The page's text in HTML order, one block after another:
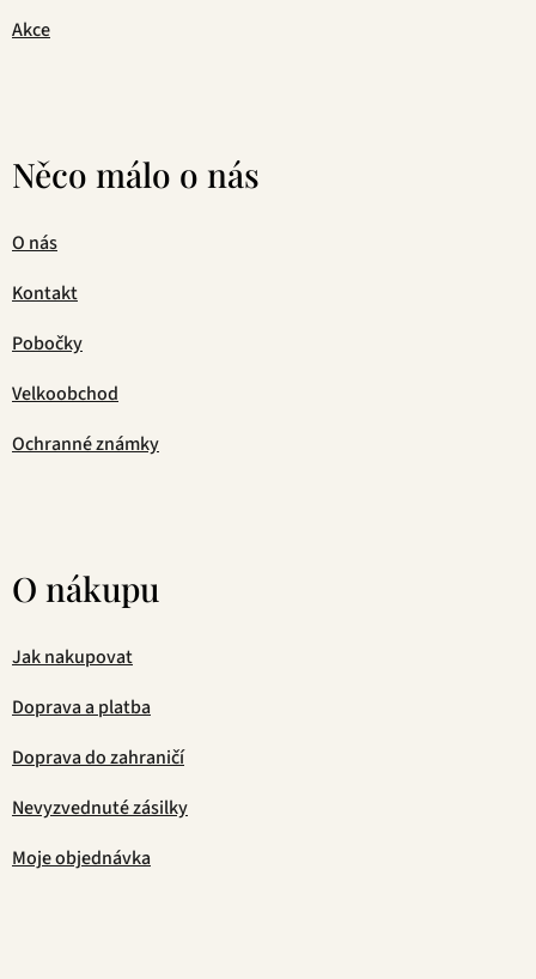
Akce
Něco málo o nás
O nás
Kontakt
Pobočky
Velkoobchod
Ochranné známky
O nákupu
Jak nakupovat
Doprava a platba
Doprava do zahraničí
Nevyzvednuté zásilky
Moje objednávka